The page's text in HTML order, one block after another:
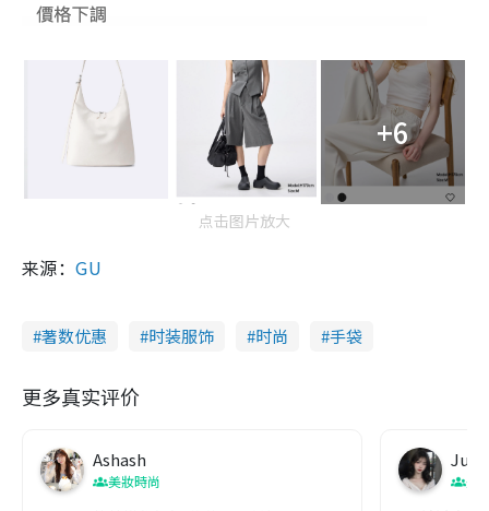
+6
点击图片放大
来源：GU
著数优惠 时装服饰 时尚 手袋
更多真实评价
Ashash
美妝時尚 美